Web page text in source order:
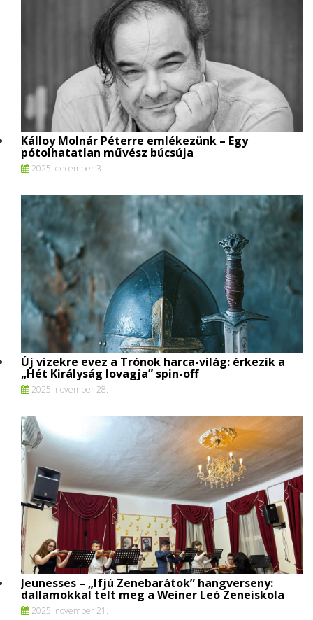
Kálloy Molnár Péterre emlékezünk – Egy
pótolhatatlan művész búcsúja
2025. december 3.
Új vizekre evez a Trónok harca-világ: érkezik a
„Hét Királyság lovagja” spin-off
2025. november 28.
Jeunesses – „Ifjú Zenebarátok” hangverseny:
dallamokkal telt meg a Weiner Leó Zeneiskola
2025. november 21.